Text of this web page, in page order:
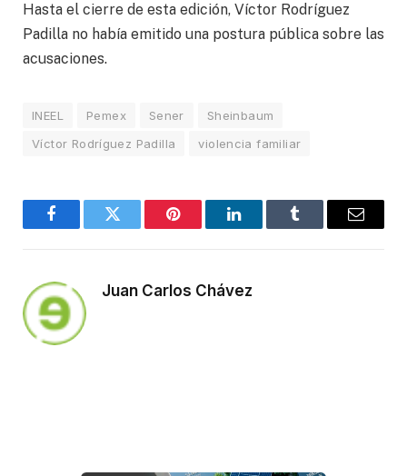
Hasta el cierre de esta edición, Víctor Rodríguez
Padilla no había emitido una postura pública sobre las
acusaciones.
INEEL Pemex Sener
Sheinbaum
Víctor Rodríguez Padilla
violencia familiar
FacebookTwitter Pinterest LinkedInTumblr Email
Juan Carlos Chávez